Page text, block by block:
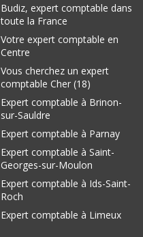
Budiz, expert comptable dans
toute la France
Votre expert comptable en
Centre
Vous cherchez un expert
comptable Cher (18)
Expert comptable à Brinon-
sur-Sauldre
Expert comptable à Parnay
Expert comptable à Saint-
Georges-sur-Moulon
Expert comptable à Ids-Saint-
Roch
Expert comptable à Limeux